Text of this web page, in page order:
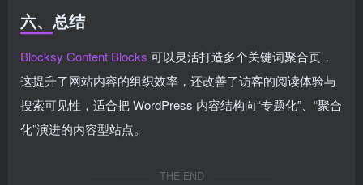
六、总结
Blocksy Content Blocks 可以灵活打造多个关键词聚合页，
这提升了网站内容的组织效率，还改善了访客的阅读体验与
搜索可见性，适合把 WordPress 内容结构向“专题化”、“聚合
化”演进的内容型站点。
THE END